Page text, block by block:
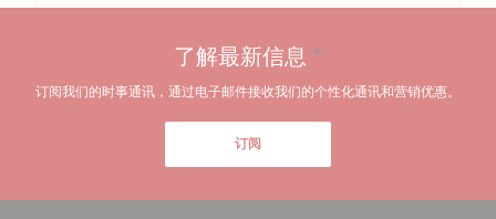
了解最新信息 *
订阅我们的时事通讯，通过电子邮件接收我们的个性化通讯和营销优惠。
订阅